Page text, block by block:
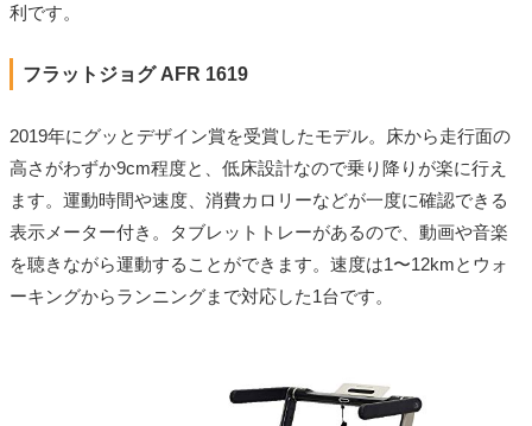
利です。
フラットジョグ AFR 1619
2019年にグッとデザイン賞を受賞したモデル。床から走行面の
高さがわずか9cm程度と、低床設計なので乗り降りが楽に行え
ます。運動時間や速度、消費カロリーなどが一度に確認できる
表示メーター付き。タブレットトレーがあるので、動画や音楽
を聴きながら運動することができます。速度は1〜12kmとウォ
ーキングからランニングまで対応した1台です。